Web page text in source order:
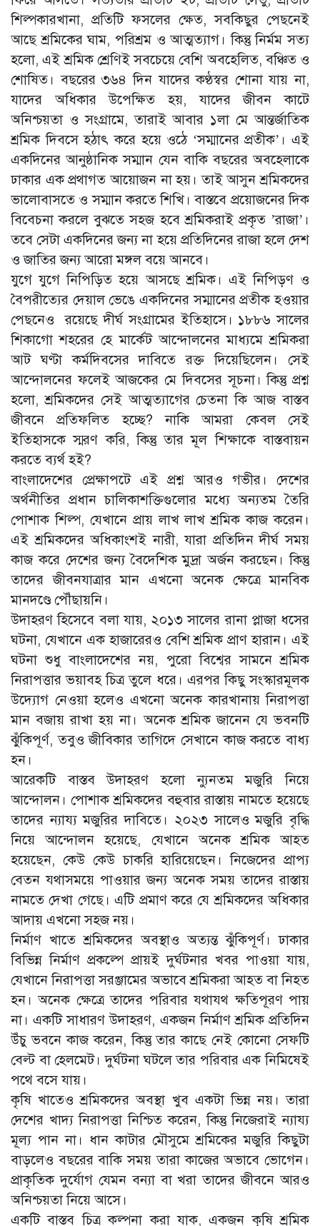
শিল্পকারখানা, প্রতিটি ফসলের ক্ষেত, সবকিছুর পেছনেই
আছে শ্রমিকের ঘাম, পরিশ্রম ও আত্মত্যাগ। কিন্তু নির্মম সত্য
হলো, এই শ্রমিক শ্রেণিই সবচেয়ে বেশি অবহেলিত, বঞ্চিত ও
শোষিত। বছরের ৩৬৪ দিন যাদের কণ্ঠস্বর শোনা যায় না,
যাদের অধিকার উপেক্ষিত হয়, যাদের জীবন কাটে
অনিশ্চয়তা ও সংগ্রামে, তারাই আবার ১লা মে আন্তর্জাতিক
শ্রমিক দিবসে হঠাৎ করে হয়ে ওঠে ‘সম্মানের প্রতীক’। এই
একদিনের আনুষ্ঠানিক সম্মান যেন বাকি বছরের অবহেলাকে
ঢাকার এক প্রথাগত আয়োজন না হয়। তাই আসুন শ্রমিকদের
ভালোবাসতে ও সম্মান করতে শিখি। বাস্তবে প্রয়োজনের দিক
বিবেচনা করলে বুঝতে সহজ হবে শ্রমিকরাই প্রকৃত ’রাজা’।
তবে সেটা একদিনের জন্য না হয়ে প্রতিদিনের রাজা হলে দেশ
ও জাতির জন্য আরো মঙ্গল বয়ে আনবে।
যুগে যুগে নিপিড়িত হয়ে আসছে শ্রমিক। এই নিপিড়ণ ও
বৈপরীত্যের দেয়াল ভেঙে একদিনের সম্মানের প্রতীক হওয়ার
পেছনেও রয়েছে দীর্ঘ সংগ্রামের ইতিহাসে। ১৮৮৬ সালের
শিকাগো শহরের হে মার্কেট আন্দোলনের মাধ্যমে শ্রমিকরা
আট ঘণ্টা কর্মদিবসের দাবিতে রক্ত দিয়েছিলেন। সেই
আন্দোলনের ফলেই আজকের মে দিবসের সূচনা। কিন্তু প্রশ্ন
হলো, শ্রমিকদের সেই আত্মত্যাগের চেতনা কি আজ বাস্তব
জীবনে প্রতিফলিত হচ্ছে? নাকি আমরা কেবল সেই
ইতিহাসকে স্মরণ করি, কিন্তু তার মূল শিক্ষাকে বাস্তবায়ন
করতে ব্যর্থ হই?
বাংলাদেশের প্রেক্ষাপটে এই প্রশ্ন আরও গভীর। দেশের
অর্থনীতির প্রধান চালিকাশক্তিগুলোর মধ্যে অন্যতম তৈরি
পোশাক শিল্প, যেখানে প্রায় লাখ লাখ শ্রমিক কাজ করেন।
এই শ্রমিকদের অধিকাংশই নারী, যারা প্রতিদিন দীর্ঘ সময়
কাজ করে দেশের জন্য বৈদেশিক মুদ্রা অর্জন করছেন। কিন্তু
তাদের জীবনযাত্রার মান এখনো অনেক ক্ষেত্রে মানবিক
মানদণ্ডে পৌঁছায়নি।
উদাহরণ হিসেবে বলা যায়, ২০১৩ সালের রানা প্লাজা ধসের
ঘটনা, যেখানে এক হাজারেরও বেশি শ্রমিক প্রাণ হারান। এই
ঘটনা শুধু বাংলাদেশের নয়, পুরো বিশ্বের সামনে শ্রমিক
নিরাপত্তার ভয়াবহ চিত্র তুলে ধরে। এরপর কিছু সংস্কারমূলক
উদ্যোগ নেওয়া হলেও এখনো অনেক কারখানায় নিরাপত্তা
মান বজায় রাখা হয় না। অনেক শ্রমিক জানেন যে ভবনটি
ঝুঁকিপূর্ণ, তবুও জীবিকার তাগিদে সেখানে কাজ করতে বাধ্য
হন।
আরেকটি বাস্তব উদাহরণ হলো ন্যুনতম মজুরি নিয়ে
আন্দোলন। পোশাক শ্রমিকদের বহুবার রাস্তায় নামতে হয়েছে
তাদের ন্যায্য মজুরির দাবিতে। ২০২৩ সালেও মজুরি বৃদ্ধি
নিয়ে আন্দোলন হয়েছে, যেখানে অনেক শ্রমিক আহত
হয়েছেন, কেউ কেউ চাকরি হারিয়েছেন। নিজেদের প্রাপ্য
বেতন যথাসময়ে পাওয়ার জন্য অনেক সময় তাদের রাস্তায়
নামতে দেখা গেছে। এটি প্রমাণ করে যে শ্রমিকদের অধিকার
আদায় এখনো সহজ নয়।
নির্মাণ খাতে শ্রমিকদের অবস্থাও অত্যন্ত ঝুঁকিপূর্ণ। ঢাকার
বিভিন্ন নির্মাণ প্রকল্পে প্রায়ই দুর্ঘটনার খবর পাওয়া যায়,
যেখানে নিরাপত্তা সরঞ্জামের অভাবে শ্রমিকরা আহত বা নিহত
হন। অনেক ক্ষেত্রে তাদের পরিবার যথাযথ ক্ষতিপূরণ পায়
না। একটি সাধারণ উদাহরণ, একজন নির্মাণ শ্রমিক প্রতিদিন
উঁচু ভবনে কাজ করেন, কিন্তু তার কাছে নেই কোনো সেফটি
বেল্ট বা হেলমেট। দুর্ঘটনা ঘটলে তার পরিবার এক নিমিষেই
পথে বসে যায়।
কৃষি খাতেও শ্রমিকদের অবস্থা খুব একটা ভিন্ন নয়। তারা
দেশের খাদ্য নিরাপত্তা নিশ্চিত করেন, কিন্তু নিজেরাই ন্যায্য
মূল্য পান না। ধান কাটার মৌসুমে শ্রমিকের মজুরি কিছুটা
বাড়লেও বছরের বাকি সময় তারা কাজের অভাবে ভোগেন।
প্রাকৃতিক দুর্যোগ যেমন বন্যা বা খরা তাদের জীবনে আরও
অনিশ্চয়তা নিয়ে আসে।
একটি বাস্তব চিত্র কল্পনা করা যাক, একজন কৃষি শ্রমিক